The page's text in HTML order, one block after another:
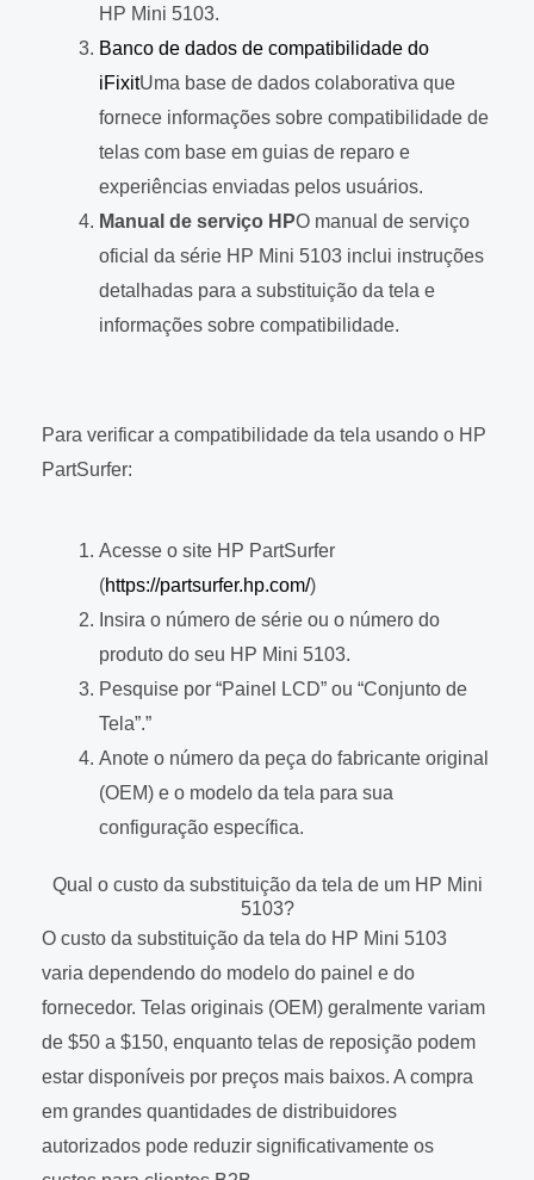
HP Mini 5103.
Banco de dados de compatibilidade do
iFixitUma base de dados colaborativa que
fornece informações sobre compatibilidade de
telas com base em guias de reparo e
experiências enviadas pelos usuários.
Manual de serviço HPO manual de serviço
oficial da série HP Mini 5103 inclui instruções
detalhadas para a substituição da tela e
informações sobre compatibilidade.
Para verificar a compatibilidade da tela usando o HP
PartSurfer:
Acesse o site HP PartSurfer
(https://partsurfer.hp.com/)
Insira o número de série ou o número do
produto do seu HP Mini 5103.
Pesquise por “Painel LCD” ou “Conjunto de
Tela”.”
Anote o número da peça do fabricante original
(OEM) e o modelo da tela para sua
configuração específica.
Qual o custo da substituição da tela de um HP Mini
5103?
O custo da substituição da tela do HP Mini 5103
varia dependendo do modelo do painel e do
fornecedor. Telas originais (OEM) geralmente variam
de $50 a $150, enquanto telas de reposição podem
estar disponíveis por preços mais baixos. A compra
em grandes quantidades de distribuidores
autorizados pode reduzir significativamente os